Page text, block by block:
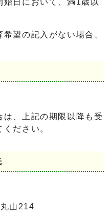
望の記入がない場合、
、上記の期限以降も受
ださい。
山214